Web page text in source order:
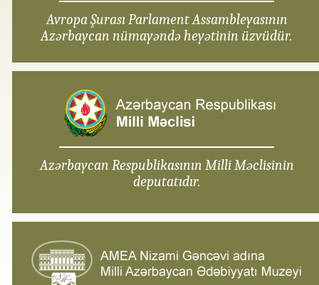
Avropa Şurası Parlament Assambleyasının
Azərbaycan nümayəndə heyətinin üzvüdür.
Azərbaycan Respublikasının Milli Məclisinin
deputatıdır.